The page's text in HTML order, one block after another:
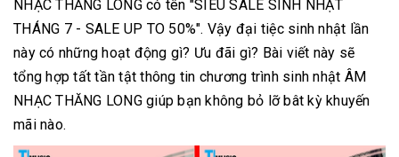
NHẠC THĂNG LONG có tên "SIÊU SALE SINH NHẬT
THÁNG 7 - SALE UP TO 50%". Vậy đại tiệc sinh nhật lần
này có những hoạt động gì? Ưu đãi gì? Bài viết này sẽ
tổng hợp tất tần tật thông tin chương trình sinh nhật ÂM
NHẠC THĂNG LONG giúp bạn không bỏ lỡ bât kỳ khuyến
mãi nào.